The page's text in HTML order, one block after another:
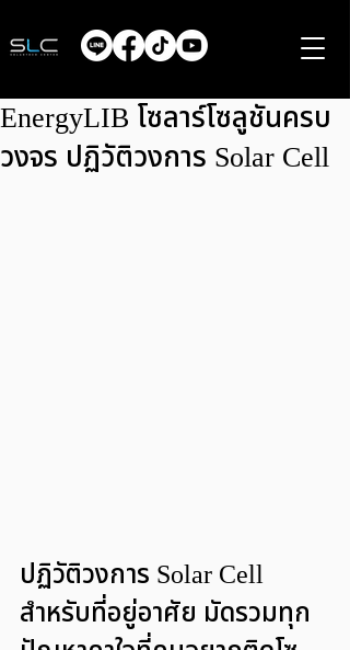
EnergyLIB โซลาร์โซลูชันครบ
วงจร ปฏิวัติวงการ Solar Cell
ปฏิวัติวงการ Solar Cell
สำหรับที่อยู่อาศัย มัดรวมทุก